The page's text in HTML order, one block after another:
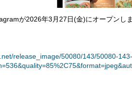
が2026年3月27日(金)にオープンし
release_image/50080/143/50080-